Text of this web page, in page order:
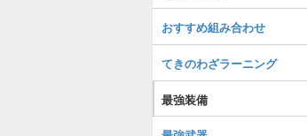
おすすめ組み合わせ
てきのわざラーニング
最強装備